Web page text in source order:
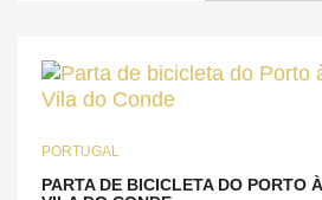
PORTUGAL
PARTA DE BICICLETA DO PORTO